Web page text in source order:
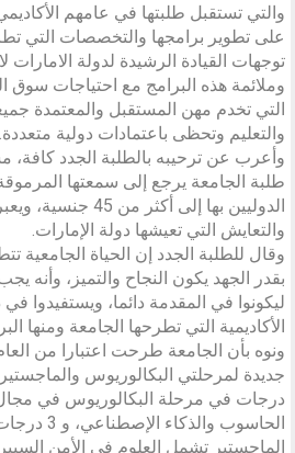
والتي تستقبل طلبتها في عامهم
على تطوير برامجها والتخصصات التي
توجهات القيادة الرشيدة لدولة
وملائمة هذه البرامج مع احتياجات
التي تخدم مهن المستقبل والمعتمدة
والتعليم وتحظى باعتمادات دولية متعددة.
وأعرب عن ترحيبه بالطلبة الجدد كافة،
طلبة الجامعة يرجع إلى سمعتها
الدوليين بها إلى
والتعايش التي تعيشها دولة الإمارات.
وقال للطلبة الجدد إن الحياة الجامعية
بقدر الجهد يكون النجاح والتميز، وأنه
ليكونوا في المقدمة دائما، ويستفيدوا
الأكاديمية التي تطرحها الجامعة ومنها
درجات في مرحلة البكالوريوس في
الحاسوب
الماجستير تشمل العلوم في الأمن